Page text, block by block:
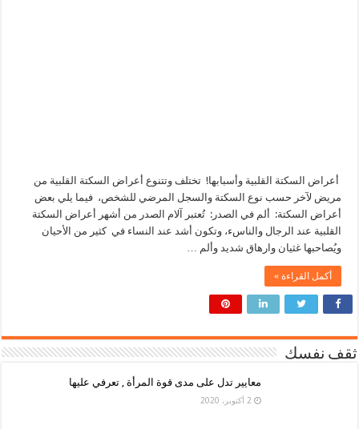
أعراض السكتة القلبية وأسبابها! تختلف وتتنوع أعراض السكتة القلبية من
مريض لآخر حسب نوع السكتة والسجل المرضي للشخص، فيما يلي بعض
أعراض السكتة: ألم في الصدر: تُعتبر آلام الصدر من أشهر أعراض السكتة
القلبية عند الرجال والناسء، وتكون أشد عند النساء في كثير من الأحيان
ويُصاحبها غثيان وارهاق شديد وألم …
أكمل القراءة »
ثقف نفسك
معايير تدل على مدى قوة المرأة , تعرفي عليها
2 أكتوبر، 2020